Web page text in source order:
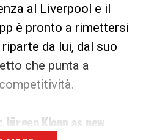
al Liverpool e il
è pronto a rimettersi
da lui, dal suo
che punta a
Klopp as new